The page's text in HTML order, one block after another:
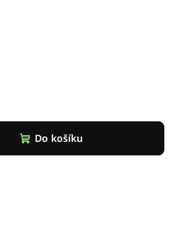
Do košíku